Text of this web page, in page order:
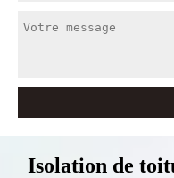
Isolation de